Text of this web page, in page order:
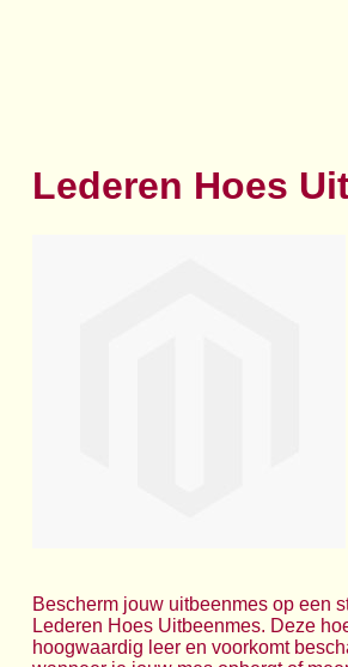
Lederen Hoes
Bescherm jouw uitbeenmes op een
Lederen Hoes Uitbeenmes. Deze
hoogwaardig leer en voorkomt